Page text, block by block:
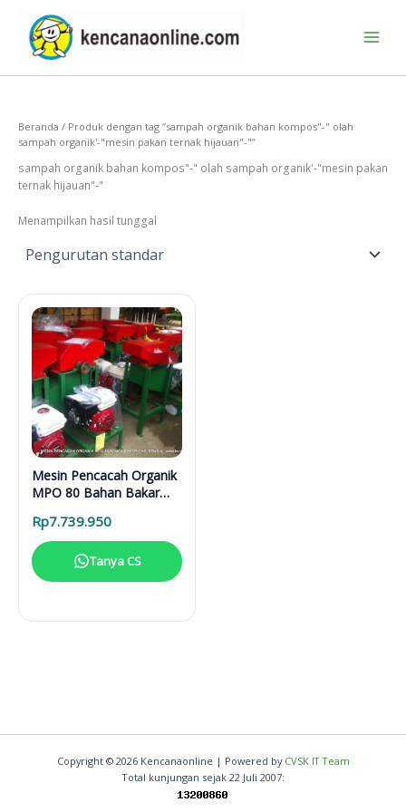
konten
Beranda / Produk dengan tag “sampah organik bahan kompos"-" olah
sampah organik'-"mesin pakan ternak hijauan"-"”
sampah organik bahan kompos"-" olah sampah organik'-"mesin pakan
ternak hijauan"-"
Menampilkan hasil tunggal
Mesin Pencacah Organik
MPO 80 Bahan Bakar
Biogas, CNG]
Rp7.739.950
Tanya CS
Copyright © 2026 Kencanaonline | Powered by CVSK IT Team
Total kunjungan sejak 22 Juli 2007: